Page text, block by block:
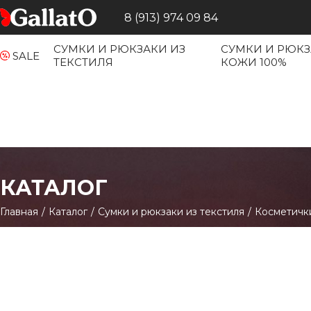
8 (913) 974 09 84
SALE
СУМКИ И РЮКЗАКИ ИЗ
ТЕКСТИЛЯ
СУМКИ И
КОЖИ 100%
КАТАЛОГ
Главная / Каталог / Сумки и рюкзаки из текстиля /